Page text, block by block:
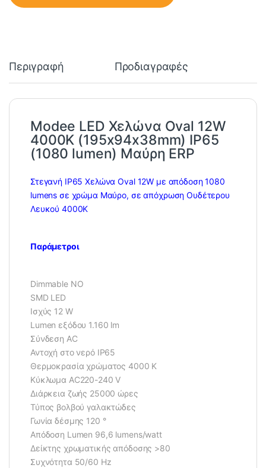
Περιγραφή Προδιαγραφές
Modee LED Χελώνα Oval 12W
4000K (195x94x38mm) IP65
(1080 lumen) Μαύρη ERP
Στεγανή IP65 Χελώνα Oval 12W με απόδοση 1080
lumens σε χρώμα Μαύρο, σε απόχρωση Ουδέτερου
Λευκού 4000Κ
Παράμετροι
Dimmable NO
SMD LED
Ισχύς 12 W
Lumen εξόδου 1.160 lm
Σύνδεση AC
Αντοχή στο νερό IP65
Θερμοκρασία χρώματος 4000 K
Κύκλωμα AC220-240 V
Διάρκεια ζωής 25000 ώρες
Τύπος βολβού γαλακτώδες
Γωνία δέσμης 120 °
Απόδοση Lumen 96,6 lumens/watt
Δείκτης χρωματικής απόδοσης >80
Συχνότητα 50/60 Hz